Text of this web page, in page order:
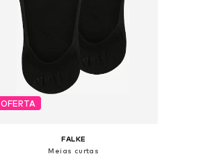
OFERTA
FALKE
Meias curtas